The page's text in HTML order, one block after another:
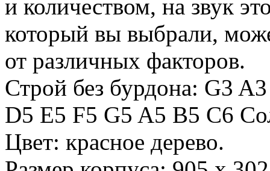
и количеством, на звук
который вы выбрали,
от различных факторов.
Строй без бурдона: G3
D5 E5 F5 G5 A5 B5 C6
Цвет: красное дерево.